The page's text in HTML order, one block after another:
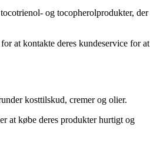
og tocopherolprodukter, der
at kontakte deres kundeservice for at
kosttilskud, cremer og olier.
at købe deres produkter hurtigt og